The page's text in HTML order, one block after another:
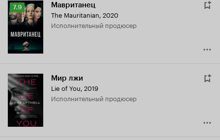
Рейтинг
Кинопоиска
7.9
7.9 Мавританец
The Mauritanian, 2020
исполнительный продюсер
Мир лжи
Lie of You, 2019
исполнительный продюсер